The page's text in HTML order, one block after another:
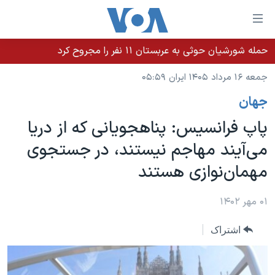
لینکهای
قابل
دسترسی
جهش
محتوای
اصلی
جهش
به
صفحه
جهش
خانه
نسخه سبک وب‌سایت
موضوع ها
ایران
آمریکا
جهان
ورزشی
ویدیوها
برنامه های تلویزیونی
جدول برنامه ها
صفحه‌های ویژه
جام جهانی ۲۰۲۶
بایگانی برنامه‌های تلویزیونی
فرکانس‌های صدای آمریکا
پخش رادیویی
یادگیری زبان انگلیسی
حمله شورشیان حوثی به عربستان ۱۱ نفر را مجروح کرد
جمعه ۱۶ مرداد ۱۴۰۵ ایران ۰۵:۵۹
جهان
پاپ فرانسیس: پناهجویانی که از دریا
می‌آیند مهاجم نیستند،‌ در جستجوی
مهمان‌نوازی هستند
۰۱ مهر ۱۴۰۲
اشتراک